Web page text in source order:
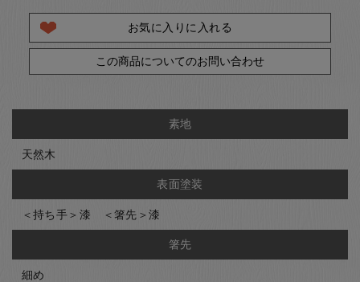
お気に入りに入れる
この商品についてのお問い合わせ
素地
天然木
表面塗装
＜持ち手＞漆 ＜箸先＞漆
箸先
細め